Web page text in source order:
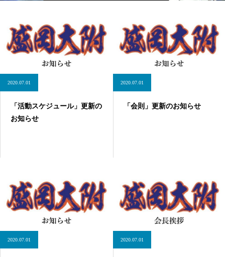
2020.07.01
「活動スケジュール」更新の
お知らせ
2020.07.01
「会則」更新のお知らせ
2020.07.01 2020.07.01